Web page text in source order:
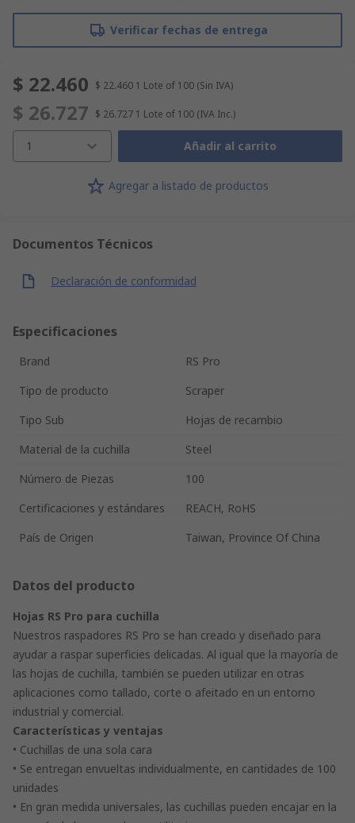
Verificar fechas de entrega
$ 22.460 $ 22.460 1 Lote of 100 (Sin IVA)
$ 26.727 $ 26.727 1 Lote of 100 (IVA Inc.)
1 Añadir al carrito
Agregar a listado de productos
Documentos Técnicos
Declaración de conformidad
Especificaciones
Brand
RS Pro
Tipo de producto
Scraper
Tipo Sub
Hojas de recambio
Material de la cuchilla
Steel
Número de Piezas
100
Certificaciones y estándares
REACH, RoHS
País de Origen
Taiwan, Province Of China
Datos del producto
Hojas RS Pro para cuchilla
Nuestros raspadores RS Pro se han creado y diseñado para
ayudar a raspar superficies delicadas. Al igual que la mayoría de
las hojas de cuchilla, también se pueden utilizar en otras
aplicaciones como tallado, corte o afeitado en un entorno
industrial y comercial.
Características y ventajas
• Cuchillas de una sola cara
• Se entregan envueltas individualmente, en cantidades de 100
unidades
• En gran medida universales, las cuchillas pueden encajar en la